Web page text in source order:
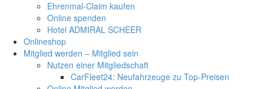
Ehrenmal-Claim kaufen
Online spenden
Hotel ADMIRAL SCHEER
Onlineshop
Mitglied werden – Mitglied sein
Nutzen einer Mitgliedschaft
CarFleet24: Neufahrzeuge zu Top-Preisen